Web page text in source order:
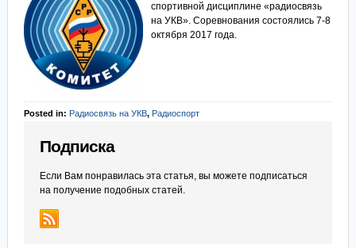
спортивной дисциплине «радиосвязь
на УКВ». Соревнования состоялись 7-8
октября 2017 года.
Posted in: Радиосвязь на УКВ, Радиоспорт
Подписка
Если Вам понравилась эта статья, вы можете подписаться
на получение подобных статей.